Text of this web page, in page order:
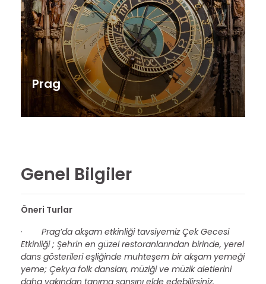
Prag
Genel Bilgiler
Öneri Turlar
· Prag’da akşam etkinliği tavsiyemiz Çek Gecesi
Etkinliği ; Şehrin en güzel restoranlarından birinde, yerel
dans gösterileri eşliğinde muhteşem bir akşam yemeği
yeme; Çekya folk dansları, müziği ve müzik aletlerini
daha yakından tanıma şansını elde edebilirsiniz.